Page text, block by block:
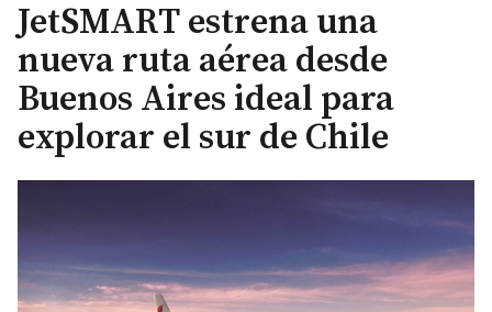
JetSMART estrena una
nueva ruta aérea desde
Buenos Aires ideal para
explorar el sur de Chile